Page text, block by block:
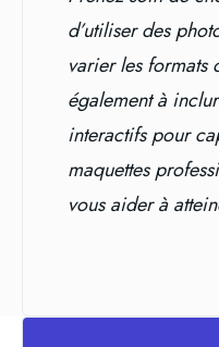
d’utiliser des
varier les formats
également à
interactifs pour
maquettes
vous aider à